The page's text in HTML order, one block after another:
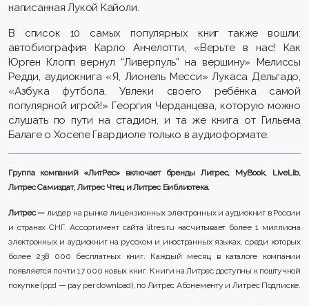
написанная Лукой Кайоли.
В список 10 самых популярных книг также вошли:
автобиография Карло Анчелотти, «Верьте в нас! Как
Юрген Клопп вернул “Ливерпуль” на вершину» Мелиссы
Редди, аудиокнига «Я, Лионель Месси» Лукаса Дельгадо,
«Азбука футбола. Увлеки своего ребёнка самой
популярной игрой!» Георгия Черданцева, которую можно
слушать по пути на стадион, и та же книга от Гильема
Балаге о Хосепе Гвардиоле только в аудиоформате.
Группа компаний «ЛитРес» включает бренды Литрес, MyBook, LiveLib,
Литрес Самиздат, Литрес Чтец и Литрес Библиотека.
Литрес —лидер на рынке лицензионных электронных и аудиокниг в России
и странах СНГ. Ассортимент сайта litres.ru насчитывает более 1 миллиона
электронных и аудиокниг на русском и иностранных языках, среди которых
более 238 000 бесплатных книг. Каждый месяц в каталоге компании
появляется почти 17 000 новых книг. Книги на Литрес доступны к поштучной
покупке (ppd — pay per download), по Литрес Абонементу и Литрес Подписке.